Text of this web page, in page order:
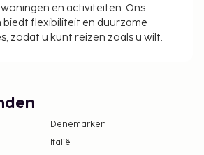
en activiteiten. Ons
flexibiliteit en duurzame
zodat u kunt reizen zoals u wilt.
Denemarken
Italië